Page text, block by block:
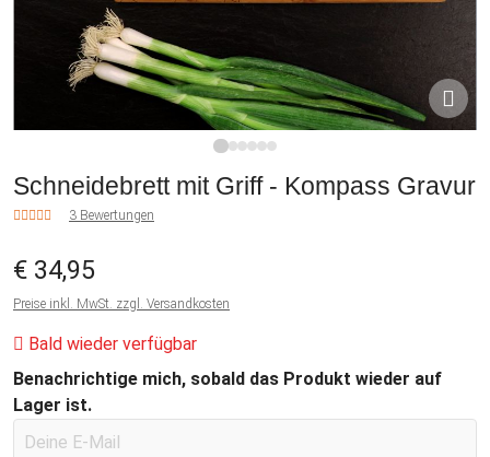
Schneidebrett mit Griff - Kompass Gravur
3 Bewertungen
€ 34,95
Preise inkl. MwSt. zzgl. Versandkosten
Bald wieder verfügbar
Benachrichtige mich, sobald das Produkt wieder auf
Lager ist.